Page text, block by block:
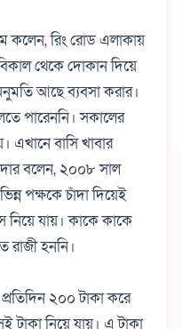
কলেন, রিং রোড এলাকায়
থেকে দোকান দিয়ে
আছে ব্যবসা করার।
পারেননি। সকালের
এখানে বাসি খাবার
বলেন, ২০০৮ সাল
পক্ষকে চাঁদা দিয়েই
নিয়ে যায়। কাকে কাকে
রাজী হননি।
২০০ টাকা করে
টাকা নিয়ে যায়। এ টাকা